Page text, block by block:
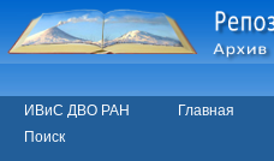
ИВиС ДВО РАН Главная
Поиск